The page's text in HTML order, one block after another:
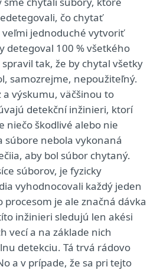
čo chytať
veľmi jednoduché vytvoriť
detegoval 100 % všetkého
tak, že by chytal všetky
samozrejme, nepoužiteľný.
a výskumu, väčšinou to
detekční inžinieri, ktorí
niečo škodlivé alebo nie
súbore nebola vykonaná
aby bol súbor chytaný.
súborov, je fyzicky
vyhodnocovali každý jeden
procesom je ale značná dávka
inžinieri sledujú len akési
vecí a na základe nich
detekciu. Tá trvá rádovo
a v prípade, že sa pri tejto